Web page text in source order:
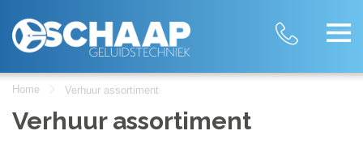
Home Verhuur assortiment
Verhuur assortiment